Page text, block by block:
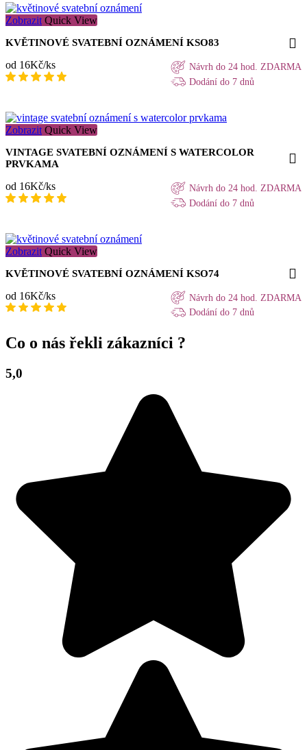
Zobrazit Quick View
KVĚTINOVÉ SVATEBNÍ OZNÁMENÍ KSO83
od 16Kč/ks
Návrh do 24 hod. ZDARMA
Dodání do 7 dnů
Zobrazit Quick View
VINTAGE SVATEBNÍ OZNÁMENÍ S WATERCOLOR
PRVKAMA
od 16Kč/ks
Návrh do 24 hod. ZDARMA
Dodání do 7 dnů
Zobrazit Quick View
KVĚTINOVÉ SVATEBNÍ OZNÁMENÍ KSO74
od 16Kč/ks
Návrh do 24 hod. ZDARMA
Dodání do 7 dnů
Co o nás řekli zákazníci ?
5,0